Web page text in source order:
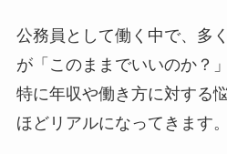
公務員として働く中で、多
が「このままでいいのか？
特に年収や働き方に対する
ほどリアルになってきます。